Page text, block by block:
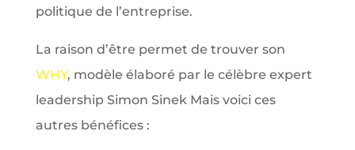
politique de l’entreprise.
La raison d’être permet de trouver son
WHY, modèle élaboré par le célèbre expert
leadership Simon Sinek Mais voici ces
autres bénéfices :